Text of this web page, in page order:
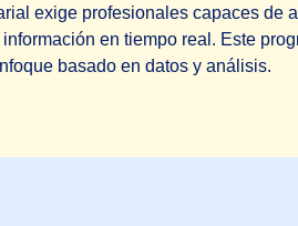
exige profesionales capaces de
en tiempo real. Este
basado en datos y análisis.